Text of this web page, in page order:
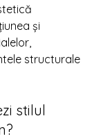
și
structurale
stilul